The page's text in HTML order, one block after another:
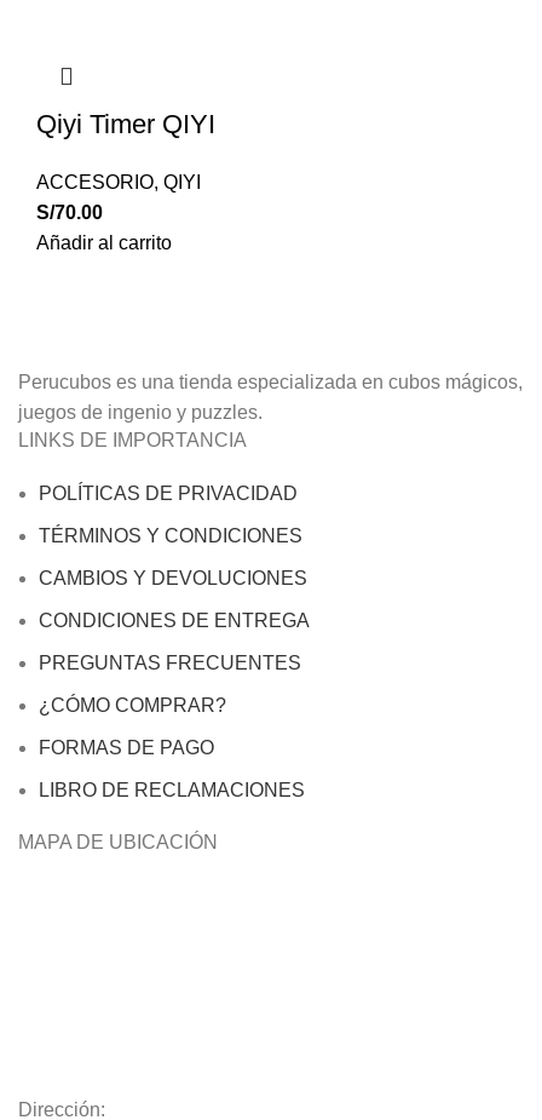
Qiyi Timer QIYI
ACCESORIO, QIYI
S/70.00
Añadir al carrito
Perucubos es una tienda especializada en cubos mágicos,
juegos de ingenio y puzzles.
LINKS DE IMPORTANCIA
POLÍTICAS DE PRIVACIDAD
TÉRMINOS Y CONDICIONES
CAMBIOS Y DEVOLUCIONES
CONDICIONES DE ENTREGA
PREGUNTAS FRECUENTES
¿CÓMO COMPRAR?
FORMAS DE PAGO
LIBRO DE RECLAMACIONES
MAPA DE UBICACIÓN
Dirección: